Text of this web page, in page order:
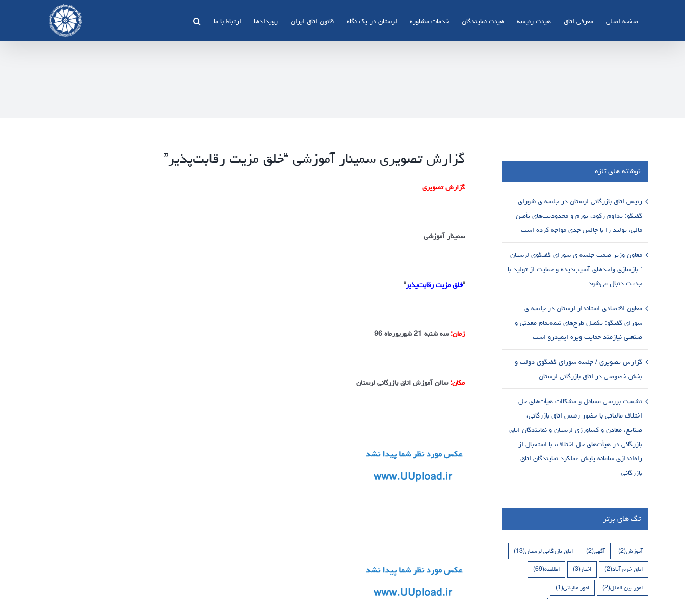
صفحه اصلی معرفی اتاق هیئت رئیسه هیئت نمایندگان خدمات مشاوره لرستان در یک نگاه قانون اتاق ایران رویدادها ارتباط با ما
گزارش تصویری سمینار آموزشی “خلق مزیت رقابت‌پذیر”
گزارش تصویری
سمینار آموزشی
“خلق مزیت رقابت‌پذیر“
زمان:سه شنبه 21 شهریورماه 96
مکان:سالن آموزش اتاق بازرگانی لرستان
نوشته های تازه
رئیس اتاق بازرگانی لرستان در جلسه ی شورای
گفتگو: تداوم رکود، تورم و محدودیت‌های تأمین
مالی، تولید را با چالش جدی مواجه کرده است
معاون وزیر صمت جلسه ی شورای گفتگوی لرستان
: بازسازی واحدهای آسیب‌دیده و حمایت از تولید با
جدیت دنبال می‌شود
معاون اقتصادی استاندار لرستان در جلسه ی
شورای گفتگو: تکمیل طرح‌های نیمه‌تمام معدنی و
صنعتی نیازمند حمایت ویژه ایمیدرو است
گزارش تصویری / جلسه شورای گفتگوی دولت و
بخش خصوصی در اتاق بازرگانی لرستان
نشست بررسی مسائل و مشکلات هیأت‌های حل
اختلاف مالیاتی با حضور رئیس اتاق بازرگانی،
صنایع، معادن و کشاورزی لرستان و نمایندگان اتاق
بازرگانی در هیأت‌های حل اختلاف، با استقبال از
راه‌اندازی سامانه پایش عملکرد نمایندگان اتاق
بازرگانی
تگ های برتر
آموزش(2) آگهی(2) اتاق بازرگانی لرستان(13)
اتاق خرم آباد(2) اخبار(3) اطلاعیه(69)
امور بین الملل(2) امور مالیاتی(1)